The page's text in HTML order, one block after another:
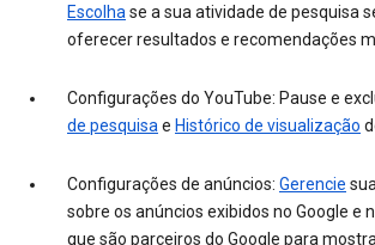
Escolha se a sua atividade de pesquisa
oferecer resultados e recomendações
Configurações do YouTube: Pause e
de pesquisa e Histórico de visualização
Configurações de anúncios: Gerencie
sobre os anúncios exibidos no Google e
que são parceiros do Google para